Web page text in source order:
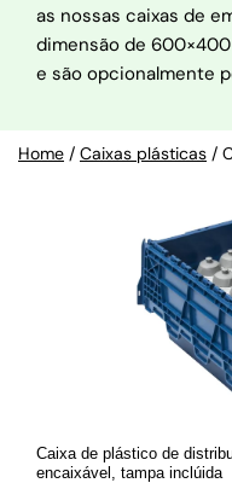
as nossas caixas de
dimensão de
e são opcionalmente
Home / Caixas plásticas /
Caixa de plástico de
encaixável, tampa inclúida